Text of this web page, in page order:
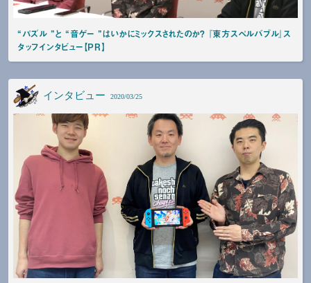
“パズル ”と “音ゲー ”はいかにミックスされたのか？ 『東方スペルバブル』ス
タッフインタビュー【PR】
インタビュー 2020/03/25